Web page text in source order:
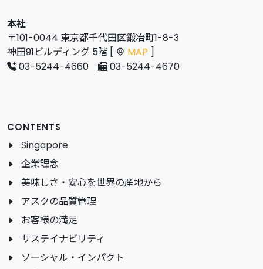
本社
〒101-0044 東京都千代田区鍛冶町1-8-3
神田91ビルディング 5階 [
MAP ]
03-5244-4660
03-5244-4670
CONTENTS
Singapore
企業理念
美味しさ・安心を世界の産地から
アスクの品質管理
お客様の満足
サステイナビリティ
ソーシャル・インパクト